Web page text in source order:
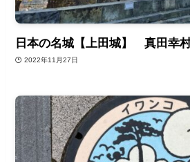
日本の名城【上田城】 真田幸
2022年11月27日